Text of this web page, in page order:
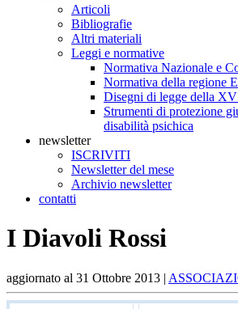
Articoli
Bibliografie
Altri materiali
Leggi e normative
Normativa Nazionale e
Normativa della regione
Disegni di legge della
Strumenti di protezione
disabilità psichica
newsletter
ISCRIVITI
Newsletter del mese
Archivio newsletter
contatti
I Diavoli Rossi
aggiornato al 31 Ottobre 2013 |